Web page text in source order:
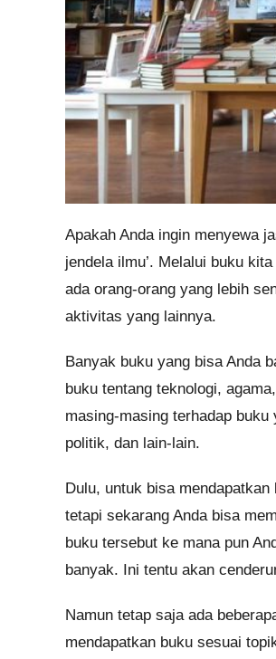
Apakah Anda ingin menyewa
jendela ilmu’. Melalui buku
ada orang-orang yang lebih
aktivitas yang lainnya.
Banyak buku yang bisa Anda
buku tentang teknologi,
masing-masing terhadap
politik, dan lain-lain.
Dulu, untuk bisa
tetapi sekarang Anda bisa
buku tersebut ke mana pun
banyak. Ini tentu akan
Namun tetap saja ada
mendapatkan buku sesuai